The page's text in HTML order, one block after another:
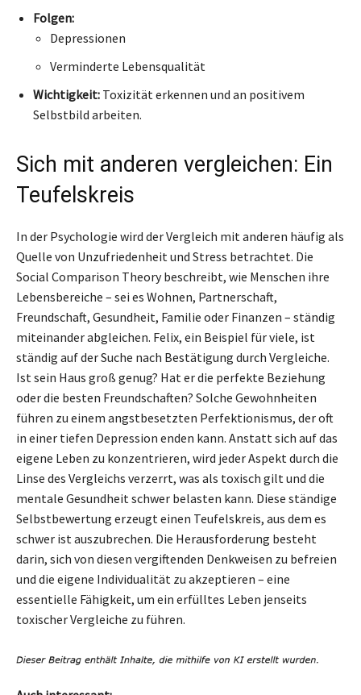
Folgen:
Depressionen
Verminderte Lebensqualität
Wichtigkeit: Toxizität erkennen und an positivem
Selbstbild arbeiten.
Sich mit anderen vergleichen: Ein
Teufelskreis
In der Psychologie wird der Vergleich mit anderen häufig als
Quelle von Unzufriedenheit und Stress betrachtet. Die
Social Comparison Theory beschreibt, wie Menschen ihre
Lebensbereiche – sei es Wohnen, Partnerschaft,
Freundschaft, Gesundheit, Familie oder Finanzen – ständig
miteinander abgleichen. Felix, ein Beispiel für viele, ist
ständig auf der Suche nach Bestätigung durch Vergleiche.
Ist sein Haus groß genug? Hat er die perfekte Beziehung
oder die besten Freundschaften? Solche Gewohnheiten
führen zu einem angstbesetzten Perfektionismus, der oft
in einer tiefen Depression enden kann. Anstatt sich auf das
eigene Leben zu konzentrieren, wird jeder Aspekt durch die
Linse des Vergleichs verzerrt, was als toxisch gilt und die
mentale Gesundheit schwer belasten kann. Diese ständige
Selbstbewertung erzeugt einen Teufelskreis, aus dem es
schwer ist auszubrechen. Die Herausforderung besteht
darin, sich von diesen vergiftenden Denkweisen zu befreien
und die eigene Individualität zu akzeptieren – eine
essentielle Fähigkeit, um ein erfülltes Leben jenseits
toxischer Vergleiche zu führen.